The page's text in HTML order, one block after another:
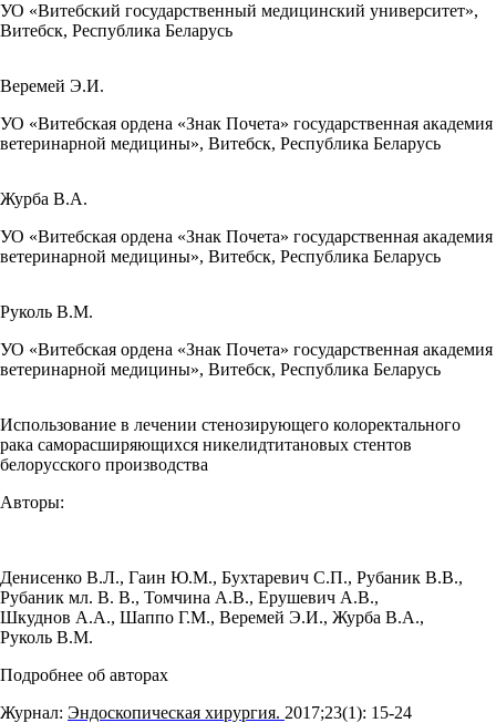
УО «Витебский государственный медицинский университет»,
Витебск, Республика Беларусь
Веремей Э.И.
УО «Витебская ордена «Знак Почета» государственная академия
ветеринарной медицины», Витебск, Республика Беларусь
Журба В.А.
УО «Витебская ордена «Знак Почета» государственная академия
ветеринарной медицины», Витебск, Республика Беларусь
Руколь В.М.
УО «Витебская ордена «Знак Почета» государственная академия
ветеринарной медицины», Витебск, Республика Беларусь
Использование в лечении стенозирующего колоректального
рака саморасширяющихся никелидтитановых стентов
белорусского производства
Авторы:
Денисенко В.Л., Гаин Ю.М., Бухтаревич С.П., Рубаник В.В.,
Рубаник мл. В. В., Томчина А.В., Ерушевич А.В.,
Шкуднов А.А., Шаппо Г.М., Веремей Э.И., Журба В.А.,
Руколь В.М.
Подробнее об авторах
Журнал: Эндоскопическая хирургия. 2017;23(1): 15‑24